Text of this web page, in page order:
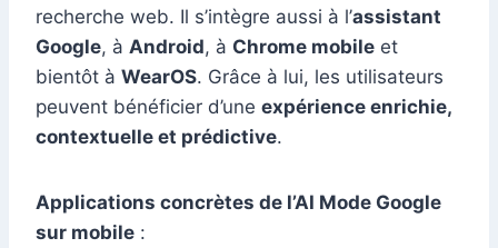
recherche web. Il s’intègre aussi à l’assistant
Google, à Android, à Chrome mobile et
bientôt à WearOS. Grâce à lui, les utilisateurs
peuvent bénéficier d’une expérience enrichie,
contextuelle et prédictive.
Applications concrètes de l’AI Mode Google
sur mobile :